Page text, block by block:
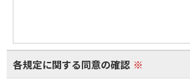
各規定に関する同意の確認 ※